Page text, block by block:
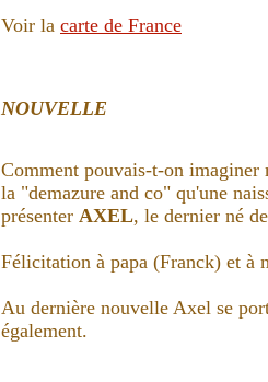
Voir la carte de France
NOUVELLE
Comment pouvais-t-on imaginer
la "demazure and co" qu'une
présenter AXEL, le dernier né
Félicitation à papa (Franck) et à
Au dernière nouvelle Axel se
également.